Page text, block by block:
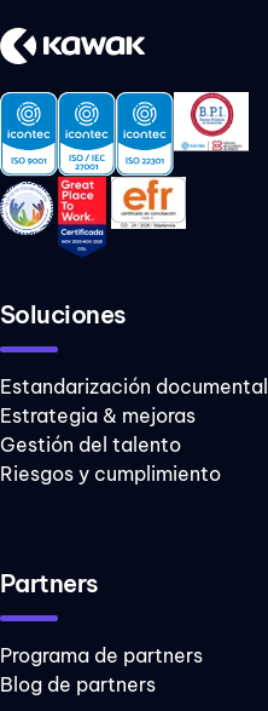
Soluciones
Estandarización documental
Estrategia & mejoras
Gestión del talento
Riesgos y cumplimiento
Partners
Programa de partners
Blog de partners